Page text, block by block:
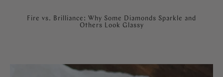
Fire vs. Brilliance: Why Some Diamonds Sparkle and
Others Look Glassy